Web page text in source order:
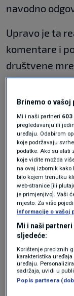
navodno
Upravo je ta
komentare i
društvene
lokalima
napojnice.
„Nekad sam
su cijene
napisao je
Brinemo o vašoj
Mi i naši partneri 603
pregledavanju ili
uređaju. Odabirom
koje podržavaju
podatke. Ako su alati
koje vidite možda
na ovaj izbornik
bilo kojem trenutku
web-stranice [ili
je primjenjivo]. Vaši
mjesto. Za više
informacije o vašoj
Mi i naši
sljedeće:
Korištenje preciznih
karakteristika
uređaju.
sadržaja, uvidi u
Popis partnera